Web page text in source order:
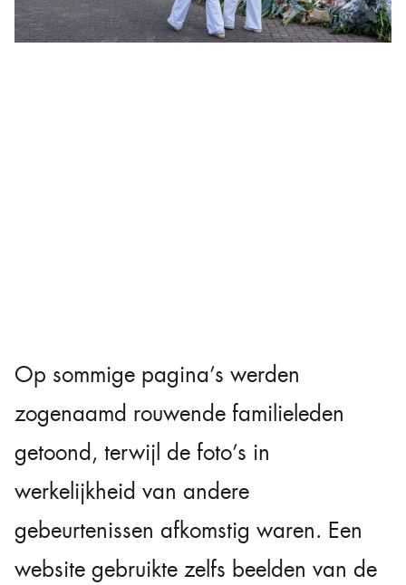
Op sommige pagina’s werden
zogenaamd rouwende familieleden
getoond, terwijl de foto’s in
werkelijkheid van andere
gebeurtenissen afkomstig waren. Een
website gebruikte zelfs beelden van de